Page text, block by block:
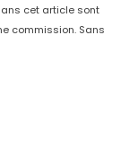
cet article sont
commission. Sans